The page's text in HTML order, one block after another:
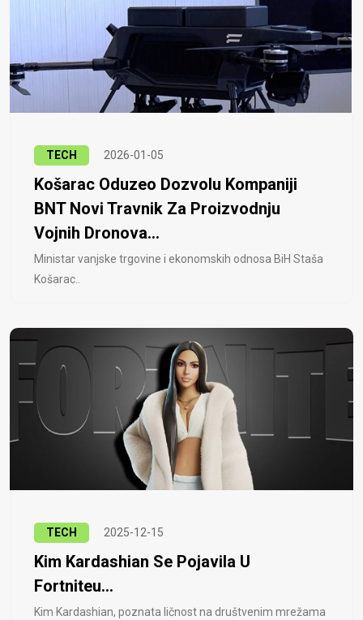
TECH 2026-01-05
Košarac Oduzeo Dozvolu Kompaniji
BNT Novi Travnik Za Proizvodnju
Vojnih Dronova...
Ministar vanjske trgovine i ekonomskih odnosa BiH Staša
Košarac..
TECH 2025-12-15
Kim Kardashian Se Pojavila U
Fortniteu...
Kim Kardashian, poznata ličnost na društvenim mrežama